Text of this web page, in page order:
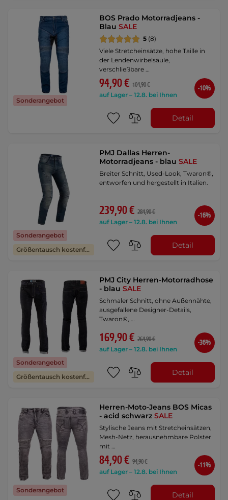
Sonderangebot
BOS Prado Motorradjeans -
BlauSALE
5 (8)
Viele Stretcheinsätze, hohe Taille in
der Lendenwirbelsäule,
verschließbare …
94,90 € 104,90 €
auf Lager – 12.8. bei Ihnen
-10%
Detail
Sonderangebot
Größentausch kostenfrei
PMJ Dallas Herren-
Motorradjeans - blauSALE
Breiter Schnitt, Used-Look, Twaron®,
entworfen und hergestellt in Italien.
239,90 € 284,90 €
auf Lager – 12.8. bei Ihnen
-16%
Detail
Sonderangebot
Größentausch kostenfrei
PMJ City Herren-Motorradhose
- blauSALE
Schmaler Schnitt, ohne Außennähte,
ausgefallene Designer-Details,
Twaron®, …
169,90 € 264,90 €
auf Lager – 12.8. bei Ihnen
-36%
Detail
Sonderangebot
Herren-Moto-Jeans BOS Micas
- acid schwarzSALE
Stylische Jeans mit Stretcheinsätzen,
Mesh-Netz, herausnehmbare Polster
mit …
84,90 € 94,90 €
auf Lager – 12.8. bei Ihnen
-11%
Detail